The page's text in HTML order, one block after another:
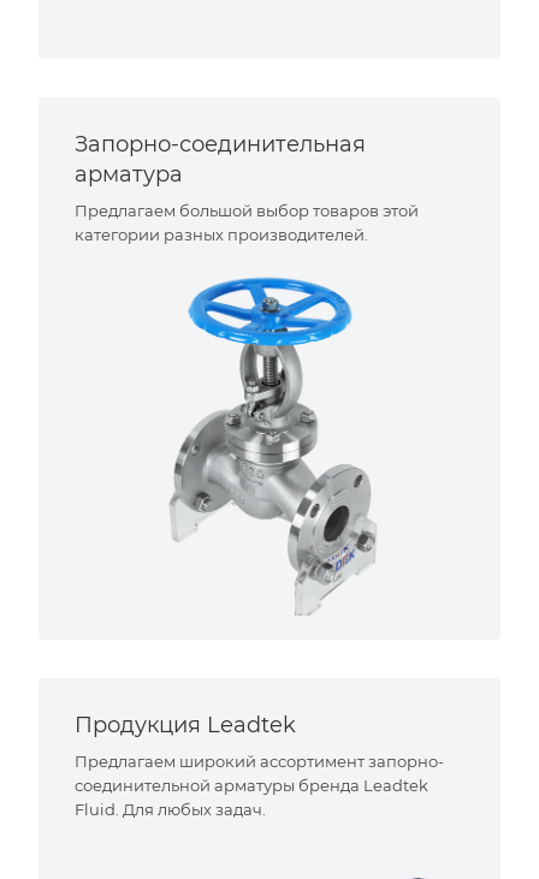
Запорно-соединительная
арматура
Предлагаем большой выбор товаров этой
категории разных производителей.
Продукция Leadtek
Предлагаем широкий ассортимент запорно-
соединительной арматуры бренда Leadtek
Fluid. Для любых задач.